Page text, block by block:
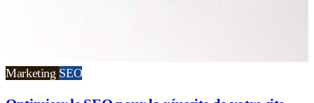
Marketing SEO